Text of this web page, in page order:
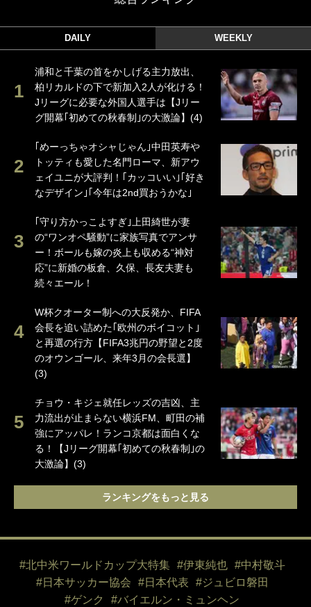
DAILY WEEKLY
浦和と千葉の首をかしげる主力放出、
柏リカルドの下で新加入2人が化ける！
Jリーグに必要な外国人選手は【Jリー
グ開幕｢初めての秋春制｣の大激論】(4)
｢めーっちゃオシャじゃん｣中田英寿や
トッティも愛した名門ローマ、新アウ
ェイユニが大評判！｢カッコいい｣｢好き
なデザイン｣｢今年は2nd買おうかな｣
｢守り方かっこよすぎ｣上田綺世が妻
の“ワンオペ騒動”に家族写真でアンサ
ー！ボールも嫁の炎上も収める“神対
応”に新婚の板倉、久保、長友夫妻も
続々エール！
W杯クオーター制への大反発か、FIFA
会長を追い詰めた｢欧州のボイコット｣
と再選の行方【FIFA3兆円の野望と2度
のオウンゴール、来年3月の会長選】
(3)
チョウ・キジェ就任レッズの吉凶、主
力流出が止まらない横浜FM、町田の補
強にアッパレ！ランコ京都は面白くな
る！【Jリーグ開幕｢初めての秋春制｣の
大激論】(3)
ランキングをもっと見る
#北中米ワールドカップ大特集 #伊東純也
#中村敬斗
#日本サッカー協会
#日本代表
#ジュビロ磐田
#ゲンク
#バイエルン・ミュンヘン